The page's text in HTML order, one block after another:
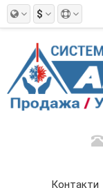
$
Контакти